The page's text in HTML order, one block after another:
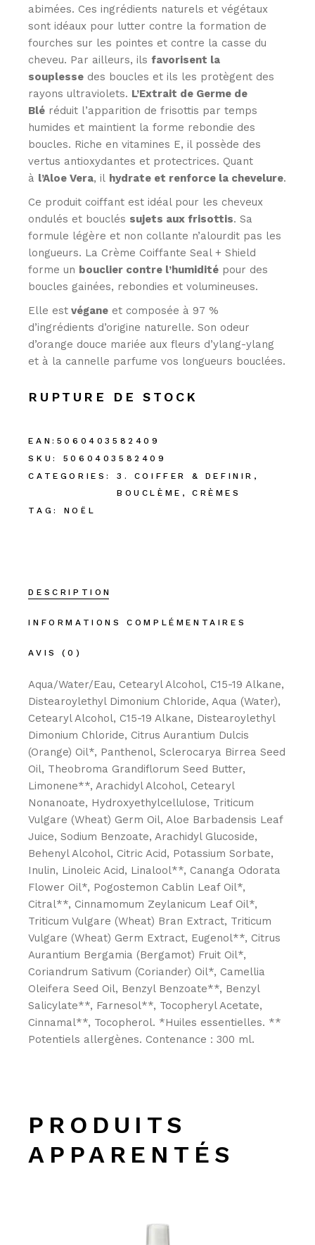
abimées. Ces ingrédients naturels et végétaux
sont idéaux pour lutter contre la formation de
fourches sur les pointes et contre la casse du
cheveu. Par ailleurs, ilsfavorisent la
souplesse des boucles et ils les protègent des
rayons ultraviolets. L’Extrait de Germe de
Blé réduit l’apparition de frisottis par temps
humides et maintient la forme rebondie des
boucles. Riche en vitamines E, il possède des
vertus antioxydantes et protectrices. Quant
à l’Aloe Vera, il hydrate et renforce la chevelure.
Ce produit coiffant est idéal pour les cheveux
ondulés et bouclés sujets aux frisottis. Sa
formule légère et non collante n’alourdit pas les
longueurs. La Crème Coiffante Seal + Shield
forme un bouclier contre l’humidité pour des
boucles gainées, rebondies et volumineuses.
Elle est végane et composée à 97 %
d’ingrédients d’origine naturelle. Son odeur
d’orange douce mariée aux fleurs d’ylang-ylang
et à la cannelle parfume vos longueurs bouclées.
RUPTURE DE STOCK
EAN: 5060403582409
SKU:
5060403582409
CATEGORIES:
3. COIFFER & DEFINIR ,
BOUCLÈME , CRÈMES
TAG:
NOËL
DESCRIPTION
INFORMATIONS COMPLÉMENTAIRES
AVIS (0)
Aqua/Water/Eau, Cetearyl Alcohol, C15-19 Alkane,
Distearoylethyl Dimonium Chloride, Aqua (Water),
Cetearyl Alcohol, C15-19 Alkane, Distearoylethyl
Dimonium Chloride, Citrus Aurantium Dulcis
(Orange) Oil*, Panthenol, Sclerocarya Birrea Seed
Oil, Theobroma Grandiflorum Seed Butter,
Limonene**, Arachidyl Alcohol, Cetearyl
Nonanoate, Hydroxyethylcellulose, Triticum
Vulgare (Wheat) Germ Oil, Aloe Barbadensis Leaf
Juice, Sodium Benzoate, Arachidyl Glucoside,
Behenyl Alcohol, Citric Acid, Potassium Sorbate,
Inulin, Linoleic Acid, Linalool**, Cananga Odorata
Flower Oil*, Pogostemon Cablin Leaf Oil*,
Citral**, Cinnamomum Zeylanicum Leaf Oil*,
Triticum Vulgare (Wheat) Bran Extract, Triticum
Vulgare (Wheat) Germ Extract, Eugenol**, Citrus
Aurantium Bergamia (Bergamot) Fruit Oil*,
Coriandrum Sativum (Coriander) Oil*, Camellia
Oleifera Seed Oil, Benzyl Benzoate**, Benzyl
Salicylate**, Farnesol**, Tocopheryl Acetate,
Cinnamal**, Tocopherol. *Huiles essentielles. **
Potentiels allergènes. Contenance : 300 ml.
PRODUITS
APPARENTÉS